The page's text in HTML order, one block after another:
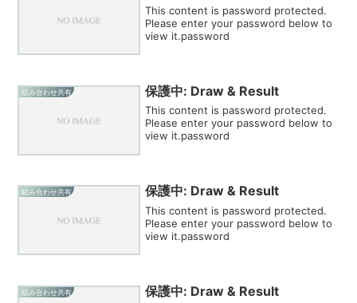
This content is password protected.
Please enter your password below to
view it.password
組み合わせ共有 保護中: Draw & Result
This content is password protected.
Please enter your password below to
view it.password
組み合わせ共有 保護中: Draw & Result
This content is password protected.
Please enter your password below to
view it.password
組み合わせ共有 保護中: Draw & Result